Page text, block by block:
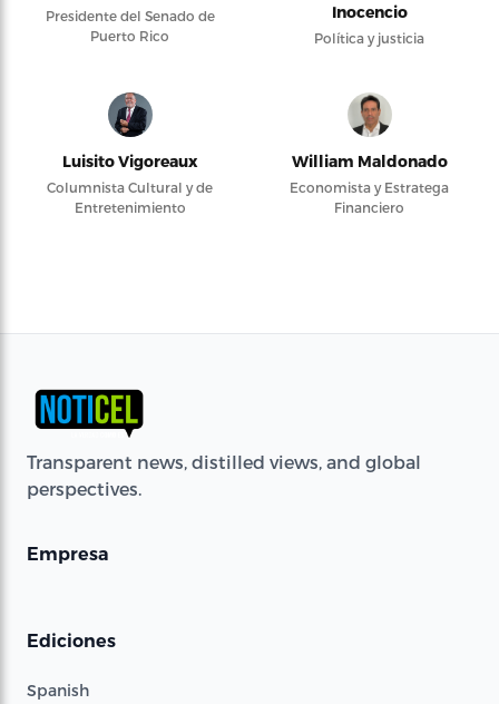
Presidente del Senado de
Puerto Rico
Inocencio
Política y justicia
Luisito Vigoreaux
Columnista Cultural y de
Entretenimiento
William Maldonado
Economista y Estratega
Financiero
Transparent news, distilled views, and global
perspectives.
Empresa
Ediciones
Spanish